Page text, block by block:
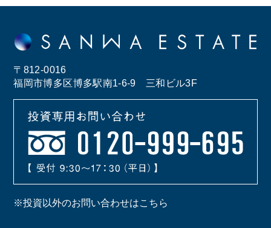
〒812-0016
福岡市博多区博多駅南1-6-9 三和ビル3F
※投資以外のお問い合わせはこちら